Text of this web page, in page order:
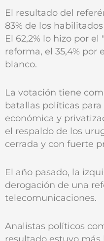
El resultado del
83% de los
El 62,2% lo hizo por
reforma, el 35,4% por
blanco.
La votación tiene
batallas políticas
económica y
el respaldo de los
cerrada y con fuerte
El año pasado, la
derogación de una
telecomunicaciones.
Analistas políticos
resultado estuvo